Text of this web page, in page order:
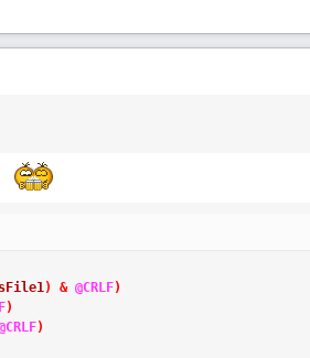
) & @CRLF)
)
)